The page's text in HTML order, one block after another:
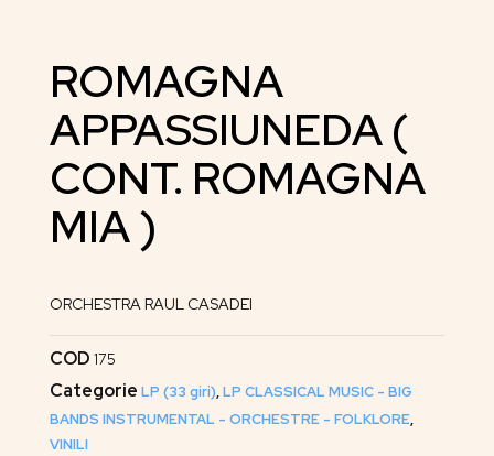
ROMAGNA
APPASSIUNEDA (
CONT. ROMAGNA
MIA )
ORCHESTRA RAUL CASADEI
COD 175
Categorie LP (33 giri),LP CLASSICAL MUSIC - BIG
BANDS INSTRUMENTAL - ORCHESTRE - FOLKLORE,
VINILI